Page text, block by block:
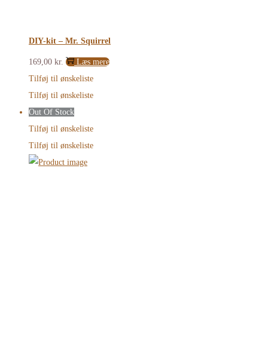
DIY-kit – Mr. Squirrel
169,00 kr.
Læs mere
Tilføj til ønskeliste
Tilføj til ønskeliste
Out Of Stock
Tilføj til ønskeliste
Tilføj til ønskeliste